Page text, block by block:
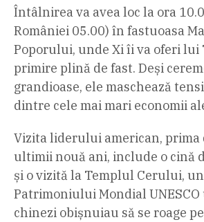
Întâlnirea va avea loc la ora
României 05.00) în fastuoasa
Poporului, unde Xi îi va oferi lui
primire plină de fast. Deși
grandioase, ele maschează
dintre cele mai mari economii
Vizita liderului american, prima
ultimii nouă ani, include o cină
și o vizită la Templul Cerului,
Patrimoniului Mondial
chinezi obișnuiau să se roage